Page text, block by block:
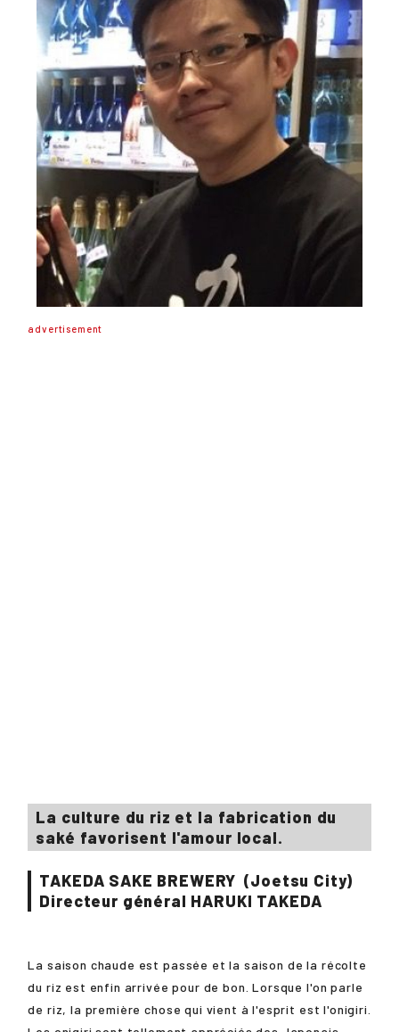
advertisement
La culture du riz et la fabrication du
saké favorisent l'amour local.
TAKEDA SAKE BREWERY (Joetsu City)
Directeur général HARUKI TAKEDA
La saison chaude est passée et la saison de la récolte
du riz est enfin arrivée pour de bon. Lorsque l'on parle
de riz, la première chose qui vient à l'esprit est l'onigiri.